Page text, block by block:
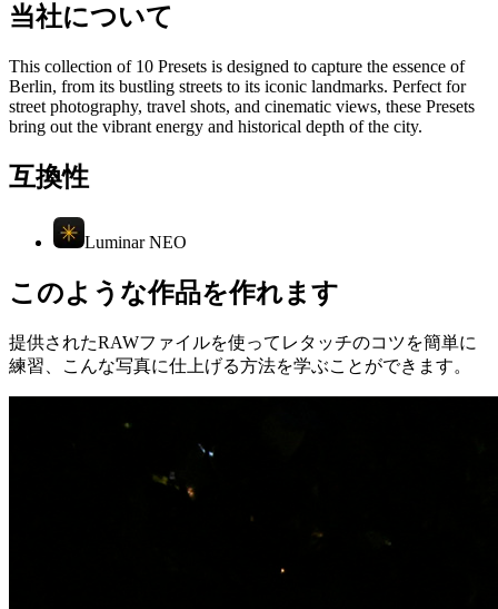
当社について
This collection of 10 Presets is designed to capture the essence of
Berlin, from its bustling streets to its iconic landmarks. Perfect for
street photography, travel shots, and cinematic views, these Presets
bring out the vibrant energy and historical depth of the city.
互換性
Luminar NEO
このような作品を作れます
提供されたRAWファイルを使ってレタッチのコツを簡単に
練習、こんな写真に仕上げる方法を学ぶことができます。